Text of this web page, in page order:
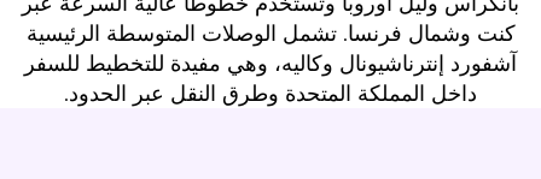
كنت وشمال فرنسا. تشمل الوصلات المتوسطة الرئيسية
آشفورد إنترناشيونال وكاليه، وهي مفيدة للتخطيط للسفر
داخل المملكة المتحدة وطرق النقل عبر الحدود.